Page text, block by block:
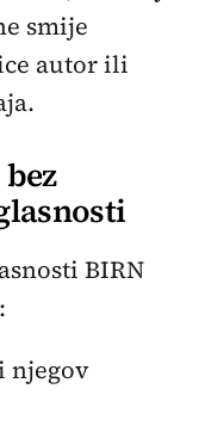
smije
autor ili
BIRN
njegov